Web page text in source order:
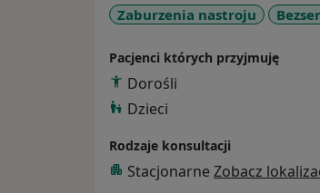
Zaburzenia nastroju
Pacjenci których przyjmuję
Dorośli
Dzieci
Rodzaje konsultacji
Stacjonarne Zobacz